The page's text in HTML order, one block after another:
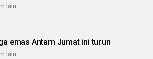
lalu
emas Antam Jumat ini turun
lalu